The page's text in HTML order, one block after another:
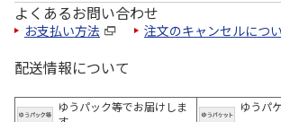
よくあるお問い合わせ
お支払い方法 注文のキャンセルにつ
配送情報について
ゆうパック等でお届けしま
ゆうパ